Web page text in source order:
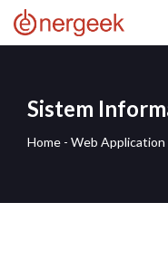
Sistem
Home - Web Application